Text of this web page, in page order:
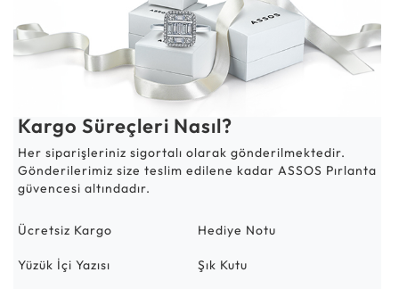
Kargo Süreçleri Nasıl?
Her siparişleriniz sigortalı olarak gönderilmektedir.
Gönderilerimiz size teslim edilene kadar ASSOS Pırlanta
güvencesi altındadır.
Ücretsiz Kargo Hediye Notu
Yüzük İçi Yazısı Şık Kutu